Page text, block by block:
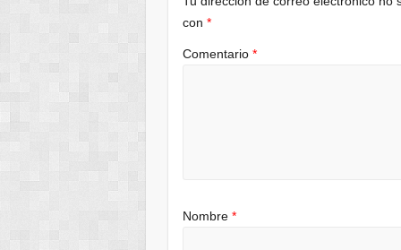
con*
Comentario*
Nombre*